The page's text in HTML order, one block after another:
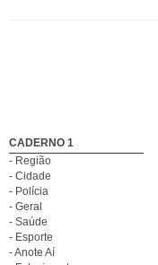
CADERNO 1
- Região
- Cidade
- Polícia
- Geral
- Saúde
- Esporte
- Anote Aí